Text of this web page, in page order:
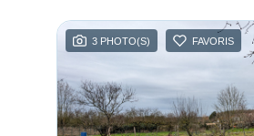
3 PHOTO(S) FAVORIS